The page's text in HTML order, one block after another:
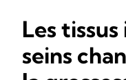
Les
seins